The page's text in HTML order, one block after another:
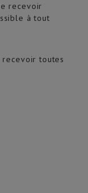
toutes
recevoir
à tout